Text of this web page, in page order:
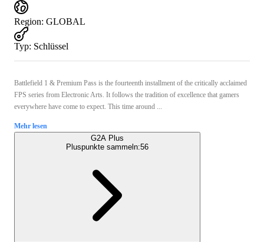
Region: GLOBAL
Typ: Schlüssel
Battlefield 1 & Premium Pass is the fourteenth installment of the critically acclaimed
FPS series from Electronic Arts. It follows the tradition of excellence that gamers
everywhere have come to expect. This time around ...
Mehr lesen
G2A Plus
Pluspunkte sammeln:56